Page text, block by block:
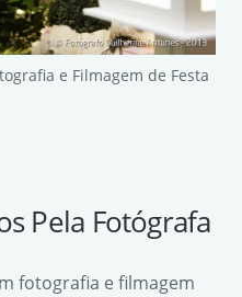
e Filmagem de Festa
Pela Fotógrafa
fotografia e filmagem